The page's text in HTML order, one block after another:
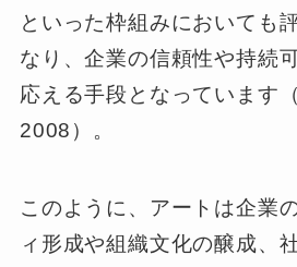
といった枠組みにおいても
なり、企業の信頼性や持続
応える手段となっています
2008）。
このように、アートは企業
ィ形成や組織文化の醸成、